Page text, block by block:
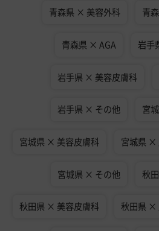
青森県 × 美容外科 青
青森県 × AGA 岩手
岩手県 × 美容皮膚科
岩手県 × その他 宮
宮城県 × 美容皮膚科 宮城県 ×
宮城県 × その他 秋
秋田県 × 美容皮膚科 秋田県 ×